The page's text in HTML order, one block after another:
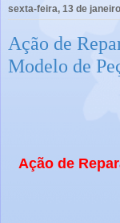
sexta-feira, 13 de
Ação de
Modelo de
Ação de